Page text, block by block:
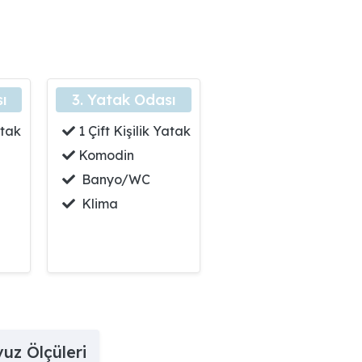
uygun oturma alanı, şezlong takımı, çocuk oyun
ile ihtiyaçları karşılayacak donanıma sahip bir mutfak
huzurlu bir atmosfere sahip, özenle dekore edilmiş bir
3. Yatak Odası
1 Çift Kişilik Yatak
Komodin
Banyo/WC
Klima
Ölçüleri